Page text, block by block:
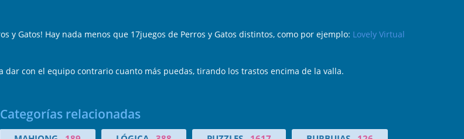
y Gatos! Hay nada menos que 17juegos de Perros y Gatos distintos, como por ejemplo: Lovely Virtual
con el equipo contrario cuanto más puedas, tirando los trastos encima de la valla.
Categorías relacionadas